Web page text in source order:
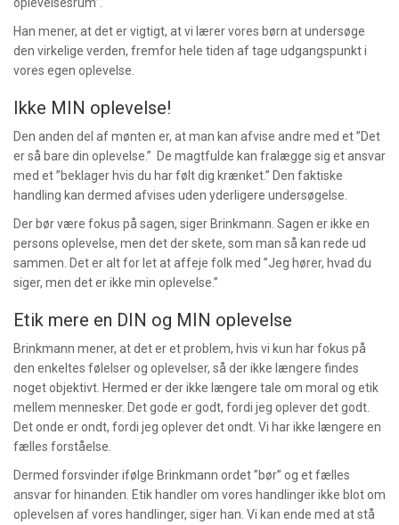
Han mener, at det er vigtigt, at vi lærer vores børn at undersøge
den virkelige verden, fremfor hele tiden af tage udgangspunkt i
vores egen oplevelse.
Ikke MIN oplevelse!
Den anden del af mønten er, at man kan afvise andre med et ”Det
er så bare din oplevelse.” De magtfulde kan fralægge sig et ansvar
med et ”beklager hvis du har følt dig krænket.” Den faktiske
handling kan dermed afvises uden yderligere undersøgelse.
Der bør være fokus på sagen, siger Brinkmann. Sagen er ikke en
persons oplevelse, men det der skete, som man så kan rede ud
sammen. Det er alt for let at affeje folk med ”Jeg hører, hvad du
siger, men det er ikke min oplevelse.”
Etik mere en DIN og MIN oplevelse
Brinkmann mener, at det er et problem, hvis vi kun har fokus på
den enkeltes følelser og oplevelser, så der ikke længere findes
noget objektivt. Hermed er der ikke længere tale om moral og etik
mellem mennesker. Det gode er godt, fordi jeg oplever det godt.
Det onde er ondt, fordi jeg oplever det ondt. Vi har ikke længere en
fælles forståelse.
Dermed forsvinder ifølge Brinkmann ordet ”bør” og et fælles
ansvar for hinanden. Etik handler om vores handlinger ikke blot om
oplevelsen af vores handlinger, siger han. Vi kan ende med at stå